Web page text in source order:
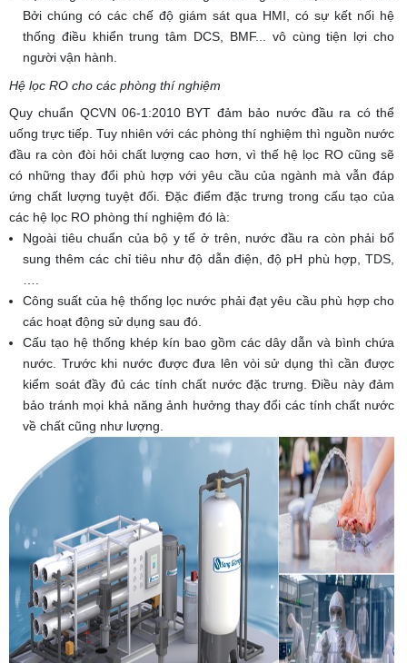
Bởi chúng có các chế độ giám sát qua HMI, có sự kết nối hệ
thống điều khiển trung tâm DCS, BMF... vô cùng tiện lợi cho
người vận hành.
Hệ lọc RO cho các phòng thí nghiệm
Quy chuẩn QCVN 06-1:2010 BYT đảm bảo nước đầu ra có thể
uống trực tiếp. Tuy nhiên với các phòng thí nghiệm thì nguồn nước
đầu ra còn đòi hỏi chất lượng cao hơn, vì thế hệ lọc RO cũng sẽ
có những thay đổi phù hợp với yêu cầu của ngành mà vẫn đáp
ứng chất lượng tuyệt đối. Đặc điểm đặc trưng trong cấu tạo của
các hệ lọc RO phòng thí nghiệm đó là:
Ngoài tiêu chuẩn của bộ y tế ở trên, nước đầu ra còn phải bổ
sung thêm các chỉ tiêu như độ dẫn điện, độ pH phù hợp, TDS,
Công suất của hệ thống lọc nước phải đạt yêu cầu phù hợp cho
các hoạt động sử dụng sau đó.
Cấu tạo hệ thống khép kín bao gồm các dây dẫn và bình chứa
nước. Trước khi nước được đưa lên vòi sử dụng thì cần được
kiểm soát đầy đủ các tính chất nước đặc trưng. Điều này đảm
bảo tránh mọi khả năng ảnh hưởng thay đổi các tính chất nước
về chất cũng như lượng.